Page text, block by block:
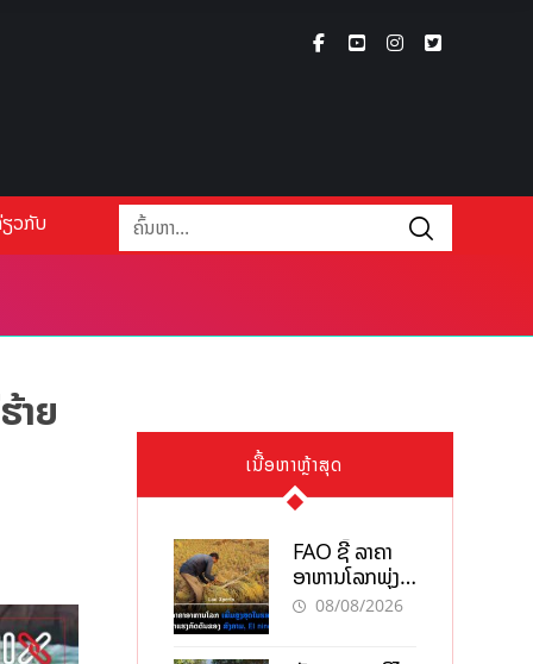
ວກັບ
າຍ
ເນື້ອຫາຫຼ້າສຸດ
FAO ຊີ້ ລາຄາ
ອາຫານໂລກພຸ່ງ
ສູງສຸດໃນຮອບ 3
08/08/2026